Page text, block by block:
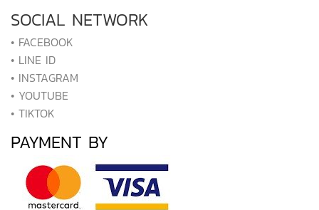
SOCIAL NETWORK
• FACEBOOK
• LINE ID
• INSTAGRAM
• YOUTUBE
• TIKTOK
PAYMENT BY